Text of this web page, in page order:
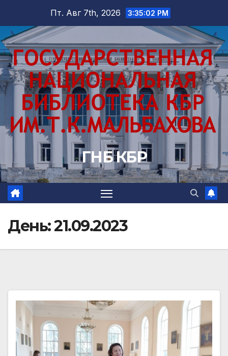
содержимому
Пт. Авг 7th, 2026 3:35:03 PM
ГНБ КБР
День:21.09.2023